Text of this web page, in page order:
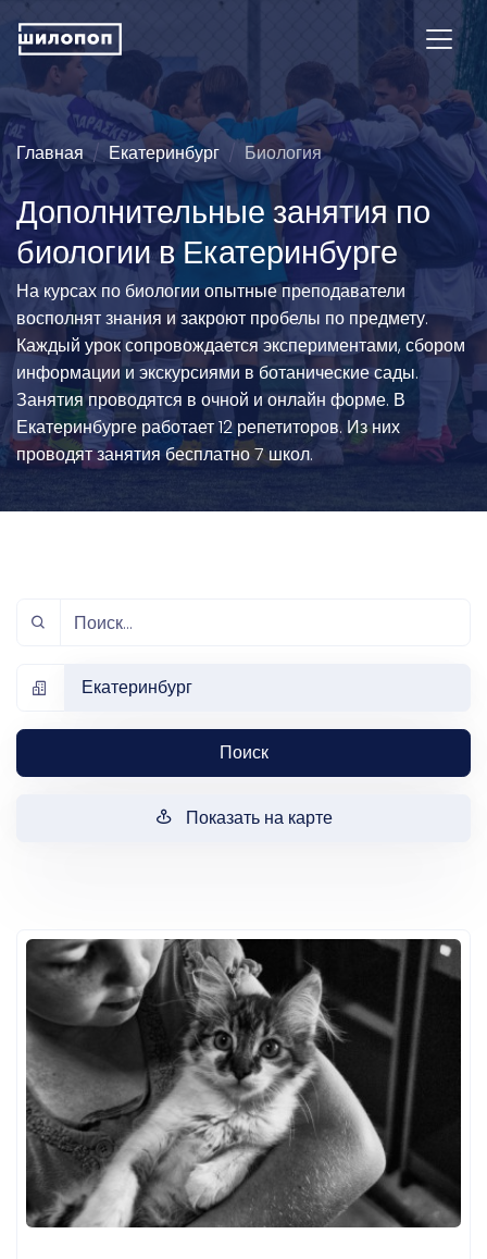
Главная Екатеринбург Биология
Дополнительные занятия по
биологии в Екатеринбурге
На курсах по биологии опытные преподаватели
восполнят знания и закроют пробелы по предмету.
Каждый урок сопровождается экспериментами, сбором
информации и экскурсиями в ботанические сады.
Занятия проводятся в очной и онлайн форме. В
Екатеринбурге работает 12 репетиторов. Из них
проводят занятия бесплатно 7 школ.
Екатеринбург
Поиск
Показать на карте